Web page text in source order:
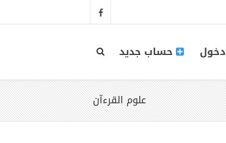
دخول حساب جديد
علوم القرءآن